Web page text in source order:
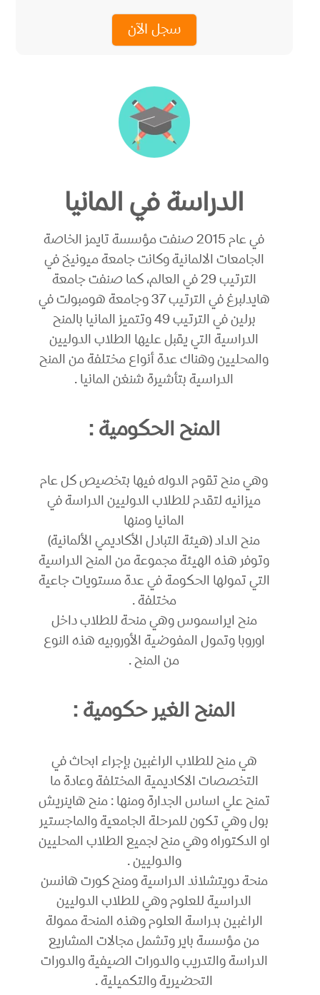
سجل الآن
الدراسة في المانيا
في عام 2015 صنفت مؤسسة تايمز الخاصة
الجامعات الالمانية وكانت جامعة ميونيخ في
الترتيب 29 في العالم، كما صنفت جامعة
هايدلبرغ في الترتيب 37 وجامعة هومبولت في
برلين في الترتيب 49 وتتميز المانيا بالمنح
الدراسية التي يقبل عليها الطلاب الدوليين
والمحليين وهناك عدة أنواع مختلفة من المنح
الدراسية بتأشيرة شنغن المانيا .
المنح الحكومية :
وهي منح تقوم الدوله فيها بتخصيص كل عام
ميزانيه لتقدم للطلاب الدوليين الدراسة في
المانيا ومنها
منح الداد (هيئة التبادل الأكاديمي الألمانية)
وتوفر هذه الهيئة مجموعة من المنح الدراسية
التي تمولها الحكومة في عدة مستويات جاعية
مختلفة .
منح ايراسموس وهي منحة للطلاب داخل
اوروبا وتمول المفوضية الأوروبيه هذه النوع
من المنح .
المنح الغير حكومية :
هي منح للطلاب الراغبين بإجراء ابحاث في
التخصصات الاكاديمية المختلفة وعادة ما
تمنح علي اساس الجدارة ومنها : منح هاينريش
بول وهي تكون للمرحلة الجامعية والماجستير
او الدكتوراه وهي منح لجميع الطلاب المحليين
والدوليين .
منحة دويتشلاند الدراسية ومنح كورت هانسن
الدراسية للعلوم وهي للطلاب الدوليين
الراغبين بدراسة العلوم وهذه المنحة ممولة
من مؤسسة باير وتشمل مجالات المشاريع
الدراسة والتدريب والدورات الصيفية والدورات
التحضيرية والتكميلية .